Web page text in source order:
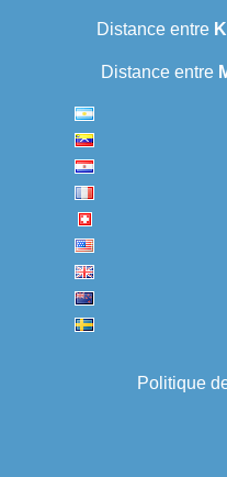
Distance entre
Distance entre
Politique